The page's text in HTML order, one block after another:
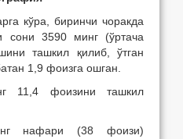
кўра, биринчи чоракда
сони 3590 минг (ўртача
ташкил қилиб, ўтган
1,9 фоизга ошган.
11,4 фоизини ташкил
нафари (38 фоизи)